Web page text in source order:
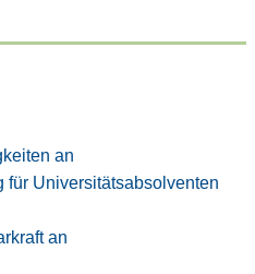
an
für Universitätsabsolventen
an